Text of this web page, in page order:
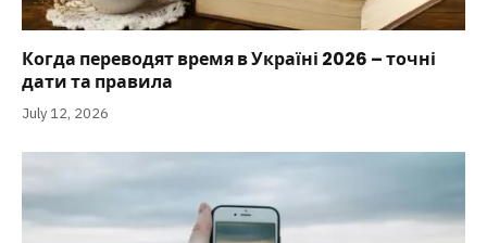
Когда переводят время в Україні 2026 – точні
дати та правила
July 12, 2026